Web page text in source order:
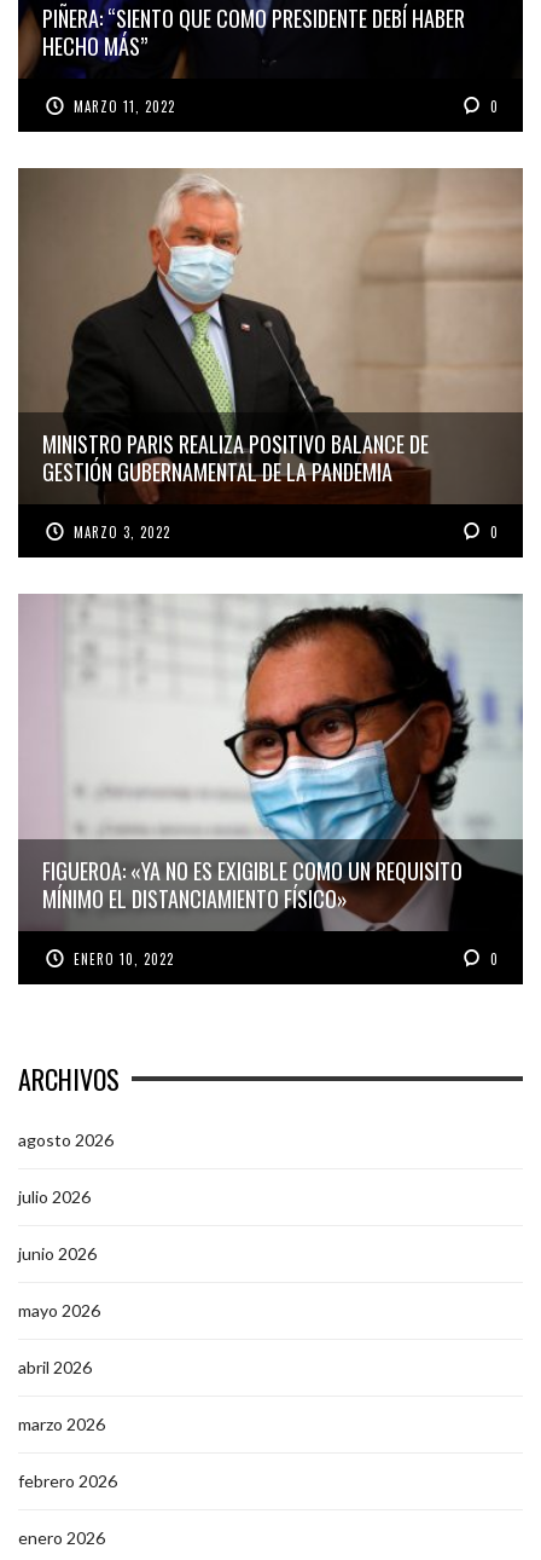
PIÑERA: “SIENTO QUE COMO PRESIDENTE DEBÍ HABER
HECHO MÁS”
MARZO 11, 2022 0
MINISTRO PARIS REALIZA POSITIVO BALANCE DE
GESTIÓN GUBERNAMENTAL DE LA PANDEMIA
MARZO 3, 2022 0
FIGUEROA: «YA NO ES EXIGIBLE COMO UN REQUISITO
MÍNIMO EL DISTANCIAMIENTO FÍSICO»
ENERO 10, 2022 0
ARCHIVOS
agosto 2026
julio 2026
junio 2026
mayo 2026
abril 2026
marzo 2026
febrero 2026
enero 2026